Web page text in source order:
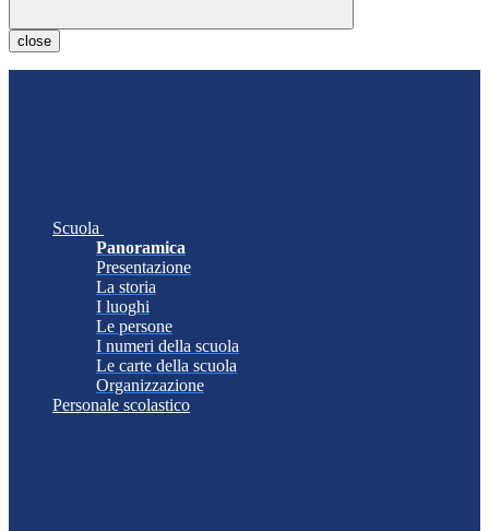
close
Scuola
Panoramica
Presentazione
La storia
I luoghi
Le persone
I numeri della scuola
Le carte della scuola
Organizzazione
Personale scolastico